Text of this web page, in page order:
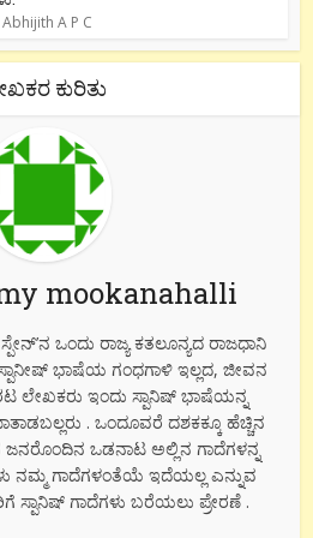
A P C
ಕುರಿತು
mookanahalli
ಒಂದು ರಾಜ್ಯ ಕತಲೂನ್ಯದ ರಾಜಧಾನಿ
ಭಾಷೆಯ ಗಂಧಗಾಳಿ ಇಲ್ಲದ, ಜೀವನ
ಲೇಖಕರು ಇಂದು ಸ್ಪಾನಿಷ್ ಭಾಷೆಯನ್ನ
. ಒಂದೂವರೆ ದಶಕಕ್ಕೂ ಹೆಚ್ಚಿನ
ಒಡನಾಟ ಅಲ್ಲಿನ ಗಾದೆಗಳನ್ನ
ನಮ್ಮ ಗಾದೆಗಳಂತೆಯೆ ಇದೆಯಲ್ಲ ಎನ್ನುವ
ಸ್ಪಾನಿಷ್ ಗಾದೆಗಳು ಬರೆಯಲು ಪ್ರೇರಣೆ .